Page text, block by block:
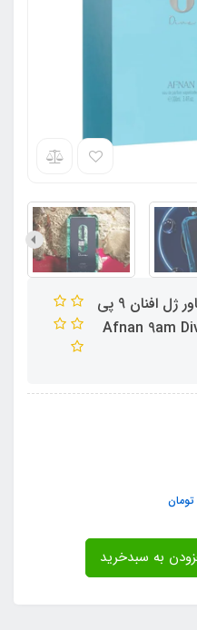
پک کامل ادکلن و اسپری و شاور ژل افنان 9 پی
تومان